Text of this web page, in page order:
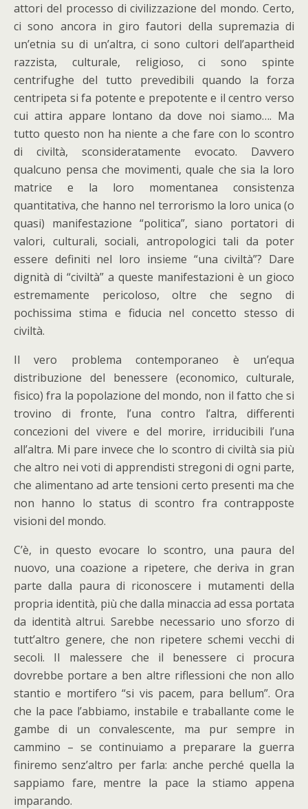
attori del processo di civilizzazione del mondo. Certo,
ci sono ancora in giro fautori della supremazia di
un’etnia su di un’altra, ci sono cultori dell’apartheid
razzista, culturale, religioso, ci sono spinte
centrifughe del tutto prevedibili quando la forza
centripeta si fa potente e prepotente e il centro verso
cui attira appare lontano da dove noi siamo…. Ma
tutto questo non ha niente a che fare con lo scontro
di civiltà, sconsideratamente evocato. Davvero
qualcuno pensa che movimenti, quale che sia la loro
matrice e la loro momentanea consistenza
quantitativa, che hanno nel terrorismo la loro unica (o
quasi) manifestazione “politica”, siano portatori di
valori, culturali, sociali, antropologici tali da poter
essere definiti nel loro insieme “una civiltà”? Dare
dignità di “civiltà” a queste manifestazioni è un gioco
estremamente pericoloso, oltre che segno di
pochissima stima e fiducia nel concetto stesso di
civiltà.
Il vero problema contemporaneo è un’equa
distribuzione del benessere (economico, culturale,
fisico) fra la popolazione del mondo, non il fatto che si
trovino di fronte, l’una contro l’altra, differenti
concezioni del vivere e del morire, irriducibili l’una
all’altra. Mi pare invece che lo scontro di civiltà sia più
che altro nei voti di apprendisti stregoni di ogni parte,
che alimentano ad arte tensioni certo presenti ma che
non hanno lo status di scontro fra contrapposte
visioni del mondo.
C’è, in questo evocare lo scontro, una paura del
nuovo, una coazione a ripetere, che deriva in gran
parte dalla paura di riconoscere i mutamenti della
propria identità, più che dalla minaccia ad essa portata
da identità altrui. Sarebbe necessario uno sforzo di
tutt’altro genere, che non ripetere schemi vecchi di
secoli. Il malessere che il benessere ci procura
dovrebbe portare a ben altre riflessioni che non allo
stantio e mortifero “si vis pacem, para bellum”. Ora
che la pace l’abbiamo, instabile e traballante come le
gambe di un convalescente, ma pur sempre in
cammino – se continuiamo a preparare la guerra
finiremo senz’altro per farla: anche perché quella la
sappiamo fare, mentre la pace la stiamo appena
imparando.